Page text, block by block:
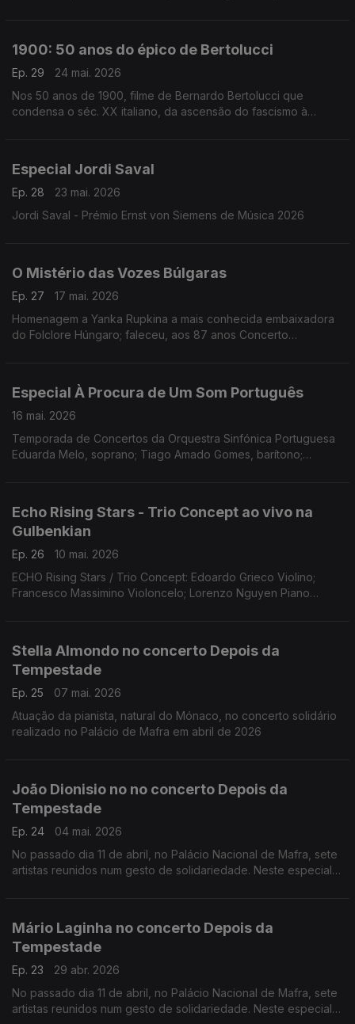
Tutu e Doo Bop.
1900: 50 anos do épico de Bertolucci
Ep. 29
24 mai. 2026
Nos 50 anos de 1900, filme de Bernardo Bertolucci que
condensa o séc. XX italiano, da ascensão do fascismo à
Especial Jordi Saval
Ep. 28
23 mai. 2026
Jordi Saval - Prémio Ernst von Siemens de Música 2026
O Mistério das Vozes Búlgaras
Ep. 27
17 mai. 2026
Homenagem a Yanka Rupkina a mais conhecida embaixadora
do Folclore Húngaro; faleceu, aos 87 anos Concerto
Especial À Procura de Um Som Português
16 mai. 2026
Temporada de Concertos da Orquestra Sinfónica Portuguesa
Eduarda Melo, soprano; Tiago Amado Gomes, barítono;
Echo Rising Stars - Trio Concept ao vivo na
Gulbenkian
Ep. 26
10 mai. 2026
ECHO Rising Stars / Trio Concept: Edoardo Grieco Violino;
Francesco Massimino Violoncelo; Lorenzo Nguyen Piano
Stella Almondo no concerto Depois da
Tempestade
Ep. 25
07 mai. 2026
Atuação da pianista, natural do Mónaco, no concerto solidário
realizado no Palácio de Mafra em abril de 2026
João Dionisio no no concerto Depois da
Tempestade
Ep. 24
04 mai. 2026
No passado dia 11 de abril, no Palácio Nacional de Mafra, sete
artistas reunidos num gesto de solidariedade. Neste especial
Mário Laginha no concerto Depois da
Tempestade
Ep. 23
29 abr. 2026
No passado dia 11 de abril, no Palácio Nacional de Mafra, sete
artistas reunidos num gesto de solidariedade. Neste especial